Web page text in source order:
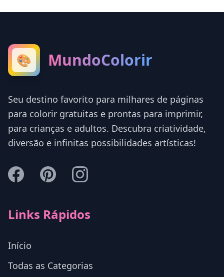
🎨 MundoColorir
Seu destino favorito para milhares de páginas
para colorir gratuitas e prontas para imprimir,
para crianças e adultos. Descubra criatividade,
diversão e infinitas possibilidades artísticas!
Links Rápidos
Início
Todas as Categorias